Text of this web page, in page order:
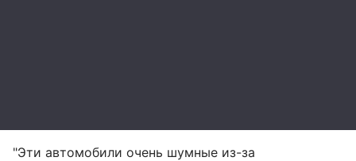
"Эти автомобили очень шумные из-за